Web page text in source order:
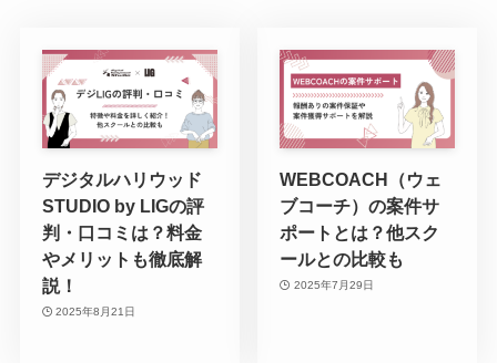
デジタルハリウッド
STUDIO by LIGの評
判・口コミは？料金
やメリットも徹底解
説！
2025年8月21日
WEBCOACH（ウェ
ブコーチ）の案件サ
ポートとは？他スク
ールとの比較も
2025年7月29日